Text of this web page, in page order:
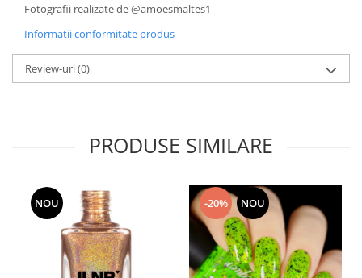
Fotografii realizate de @amoesmaltes1
Informatii conformitate produs
Review-uri(0)
PRODUSE SIMILARE
NOU -20% NOU